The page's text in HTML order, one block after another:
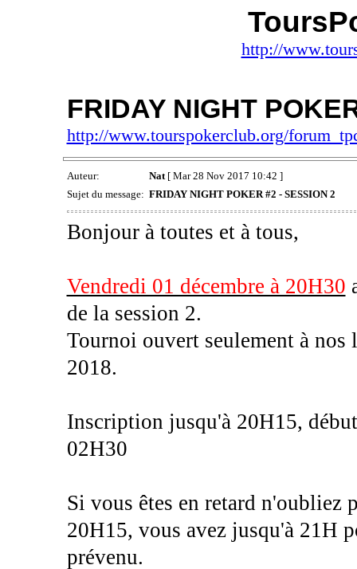
http://
FRIDAY NIGHT
http://www.tourspokerclub.org/
Auteur: Nat[ Mar 28 Nov 2017 10:42 ]
Sujet du message: FRIDAY NIGHT POKER #2 - SESSION 2
Bonjour à toutes et à tous,
Vendredi 01 décembre à 20H30
de la session 2.
Tournoi ouvert seulement à
2018.
Inscription jusqu'à 20H15,
02H30
Si vous êtes en retard n'oubliez
20H15, vous avez jusqu'à 21H
prévenu.